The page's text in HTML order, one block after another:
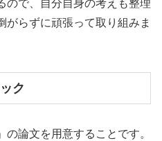
ので、自分自身の考えも整理
がらずに頑張って取り組みま
ク
論文を用意することです。